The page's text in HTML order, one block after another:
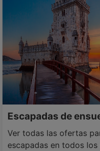
Escapadas de
Ver todas las ofertas
escapadas en todos los